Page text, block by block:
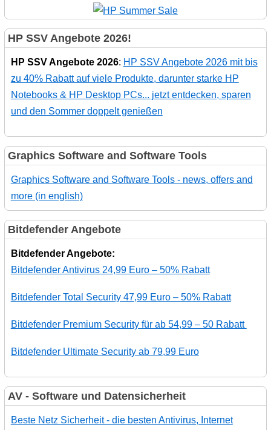
HP SSV Angebote 2026!
HP SSV Angebote 2026: HP SSV Angebote 2026 mit bis
zu 40% Rabatt auf viele Produkte, darunter starke HP
Notebooks & HP Desktop PCs... jetzt entdecken, sparen
und den Sommer doppelt genießen
Graphics Software and Software Tools
Graphics Software and Software Tools - news, offers and
more (in english)
Bitdefender Angebote
Bitdefender Angebote:
Bitdefender Antivirus 24,99 Euro – 50% Rabatt
Bitdefender Total Security 47,99 Euro – 50% Rabatt
Bitdefender Premium Security für ab 54,99 – 50 Rabatt
Bitdefender Ultimate Security ab 79,99 Euro
AV - Software und Datensicherheit
Beste Netz Sicherheit - die besten Antivirus, Internet